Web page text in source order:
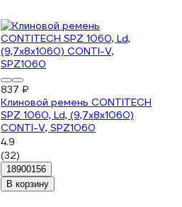
837 ₽
Клиновой ремень CONTITECH
SPZ 1060, Ld, (9,7x8x1060)
CONTI-V, SPZ1060
4.9
(32)
18900156
В корзину